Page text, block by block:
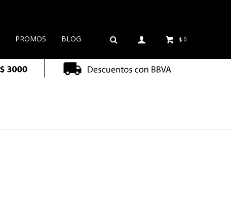
PROMOS BLOG $ 0